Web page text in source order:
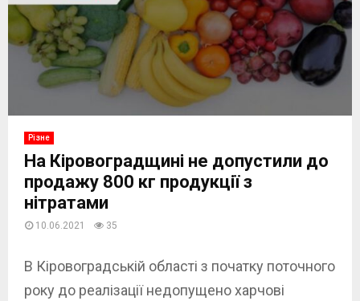
Різне
На Кіровоградщині не допустили до
продажу 800 кг продукції з
нітратами
10.06.2021 35
В Кіровоградській області з початку поточного
року до реалізації недопущено харчові